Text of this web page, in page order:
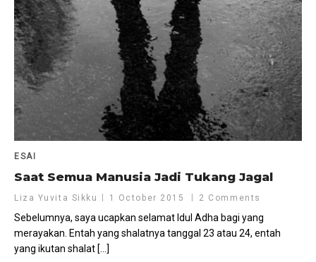
ESAI
Saat Semua Manusia Jadi Tukang Jagal
Liza Yuvita Sikku 1 October 2015 2 Comments
Sebelumnya, saya ucapkan selamat Idul Adha bagi yang
merayakan. Entah yang shalatnya tanggal 23 atau 24, entah
yang ikutan shalat […]